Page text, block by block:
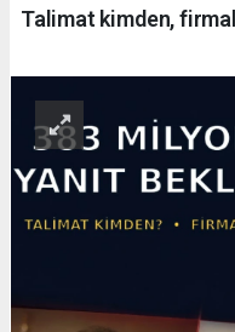
Talimat kimden,